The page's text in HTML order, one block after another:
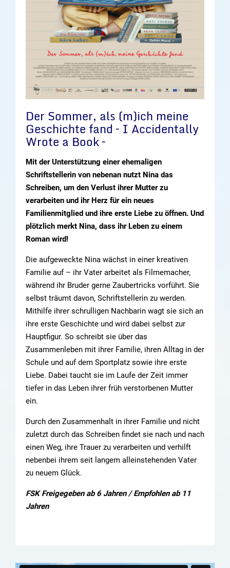
Der Sommer, als (m)ich meine
Geschichte fand – I Accidentally
Wrote a Book –
Mit der Unterstützung einer ehemaligen
Schriftstellerin von nebenan nutzt Nina das
Schreiben, um den Verlust ihrer Mutter zu
verarbeiten und ihr Herz für ein neues
Familienmitglied und ihre erste Liebe zu öffnen. Und
plötzlich merkt Nina, dass ihr Leben zu einem
Roman wird!
Die aufgeweckte Nina wächst in einer kreativen
Familie auf – ihr Vater arbeitet als Filmemacher,
während ihr Bruder gerne Zaubertricks vorführt. Sie
selbst träumt davon, Schriftstellerin zu werden.
Mithilfe ihrer schrulligen Nachbarin wagt sie sich an
ihre erste Geschichte und wird dabei selbst zur
Hauptfigur. So schreibt sie über das
Zusammenleben mit ihrer Familie, ihren Alltag in der
Schule und auf dem Sportplatz sowie ihre erste
Liebe. Dabei taucht sie im Laufe der Zeit immer
tiefer in das Leben ihrer früh verstorbenen Mutter
ein.
Durch den Zusammenhalt in ihrer Familie und nicht
zuletzt durch das Schreiben findet sie nach und nach
einen Weg, ihre Trauer zu verarbeiten und verhilft
nebenbei ihrem seit langem alleinstehenden Vater
zu neuem Glück.
FSK Freigegeben ab 6 Jahren / Empfohlen ab 11
Jahren